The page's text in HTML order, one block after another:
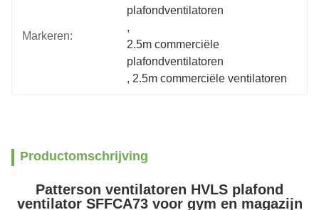
Markeren:
plafondventilatoren
,
2.5m commerciële
plafondventilatoren
, 2.5m commerciële ventilatoren
Productomschrijving
Patterson ventilatoren HVLS plafond
ventilator SFFCA73 voor gym en magazijn